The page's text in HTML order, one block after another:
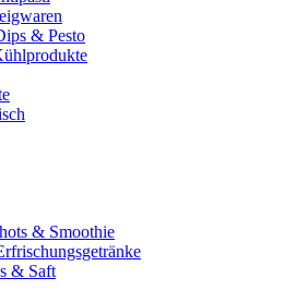
& Pesto
& Smoothie
& Saft